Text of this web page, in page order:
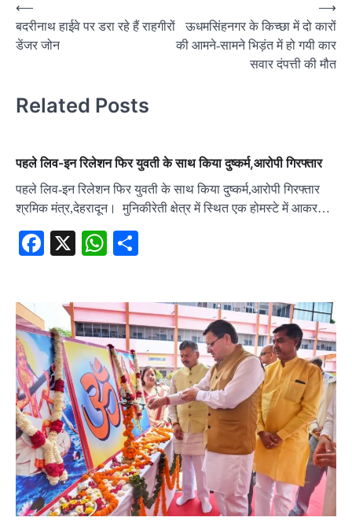
Post
navigation
⟵
बदरीनाथ हाईवे पर डरा रहे हैं राहगीरों
डेंजर जोन
ऊधमसिंहनगर के किच्छा में दो कारों
की आमने-सामने भिड़ंत में हो गयी कार
सवार दंपत्ती की मौत
⟶
Related Posts
पहले लिव-इन रिलेशन फिर युवती के साथ किया दुष्कर्म,आरोपी गिरफ्तार
पहले लिव-इन रिलेशन फिर युवती के साथ किया दुष्कर्म,आरोपी गिरफ्तार
श्रमिक मंत्र,देहरादून। मुनिकीरेती क्षेत्र में स्थित एक होमस्टे में आकर…
Facebook
X WhatsApp